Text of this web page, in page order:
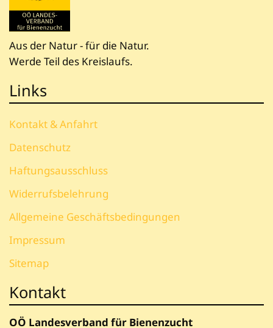
Aus der Natur - für die Natur.
Werde Teil des Kreislaufs.
Links
Kontakt & Anfahrt
Datenschutz
Haftungsausschluss
Widerrufsbelehrung
Allgemeine Geschäftsbedingungen
Impressum
Sitemap
Kontakt
OÖ Landesverband für Bienenzucht